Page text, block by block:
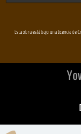
Esta obra está bajo una licencia